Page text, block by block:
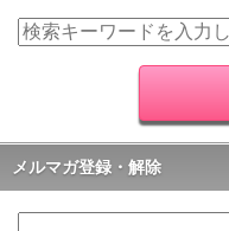
メルマガ登録・解除